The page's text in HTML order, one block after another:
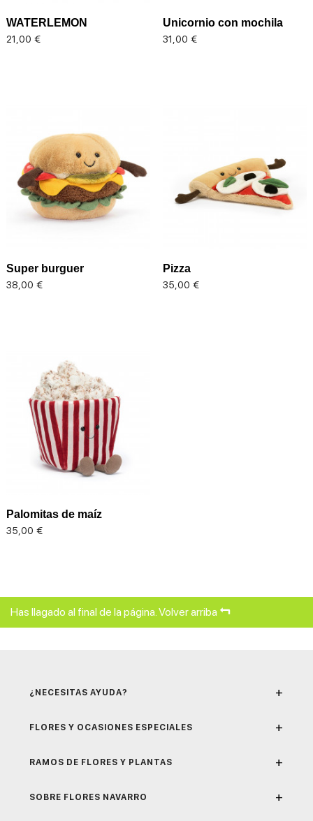
WATERLEMON
Precio
21,00 €
Unicornio con mochila
Precio
31,00 €
Super burguer
Precio
38,00 €
Pizza
Precio
35,00 €
Palomitas de maíz
Precio
35,00 €
Has llagado al final de la página.Volver arriba
¿NECESITAS AYUDA? +
FLORES Y OCASIONES ESPECIALES +
RAMOS DE FLORES Y PLANTAS +
SOBRE FLORES NAVARRO +